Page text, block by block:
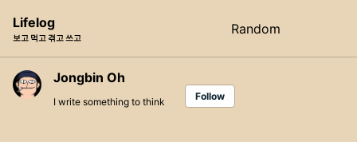
navigation
Lifelog
보고 먹고 겪고 쓰고
Random
Jongbin Oh
I write something to think Follow